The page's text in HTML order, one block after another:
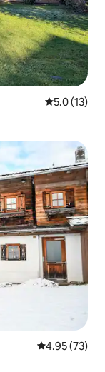
從 13 則評
5.0 (13)
從 73 則評價
4.95 (73)